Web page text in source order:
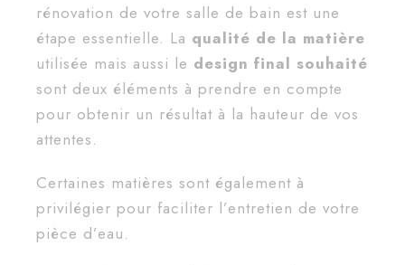
rénovation de votre salle de bain est une
étape essentielle. La qualité de la matière
utilisée mais aussi le design final souhaité
sont deux éléments à prendre en compte
pour obtenir un résultat à la hauteur de vos
attentes.
Certaines matières sont également à
privilégier pour faciliter l’entretien de votre
pièce d’eau.